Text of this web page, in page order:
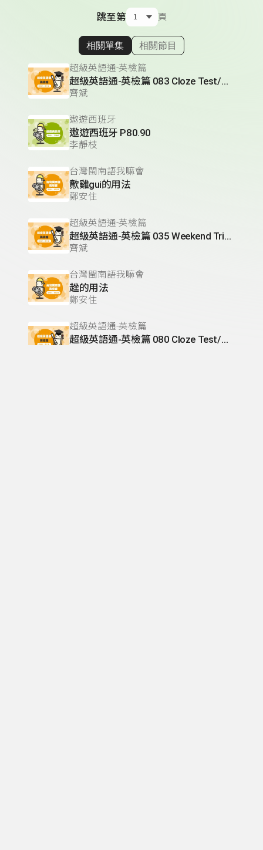
跳至第 頁
顯示相關單集
相關單集 相關節目
超級英語通-英檢篇
超級英語通-英檢篇 083 Cloze Test/段落填空-13
齊斌
遨遊西班牙
遨遊西班牙 P80.90
李靜枝
台灣閩南語我嘛會
歕雞gui的用法
鄭安住
超級英語通-英檢篇
超級英語通-英檢篇 035 Weekend Trip- 週末旅遊
齊斌
台灣閩南語我嘛會
趖的用法
鄭安住
超級英語通-英檢篇
超級英語通-英檢篇 080 Cloze Test/段落-10